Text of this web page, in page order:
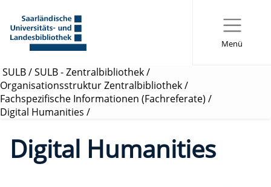
Menü
SULB/SULB - Zentralbibliothek/
Organisationsstruktur Zentralbibliothek/
Fachspezifische Informationen (Fachreferate) /
Digital Humanities /
Digital Humanities